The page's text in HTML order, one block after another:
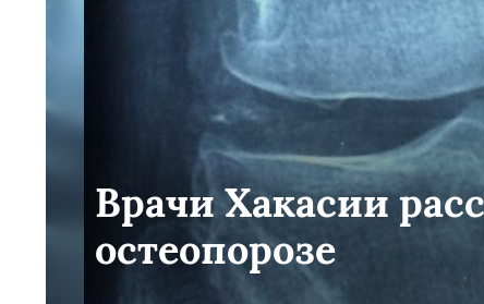
Врачи Хакасии
остеопорозе